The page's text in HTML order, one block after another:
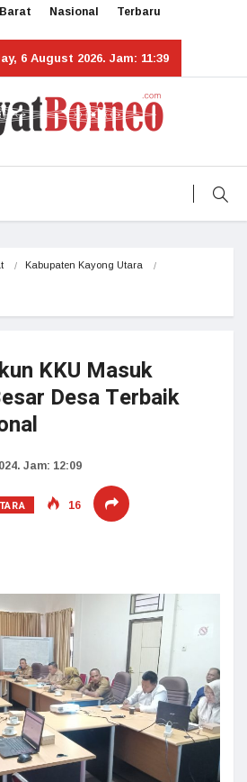
Nasional Terbaru
6 August 2026. Jam: 11:39
Kabupaten Kayong Utara
KKU Masuk
Desa Terbaik
Jam: 12:09
16